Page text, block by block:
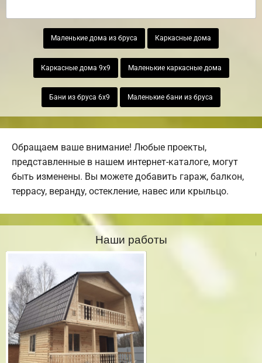
Маленькие дома из бруса Каркасные дома
Каркасные дома 9х9 Маленькие каркасные дома
Бани из бруса 6х9 Маленькие бани из бруса
Обращаем ваше внимание! Любые проекты,
представленные в нашем интернет-каталоге, могут
быть изменены. Вы можете добавить гараж, балкон,
террасу, веранду, остекление, навес или крыльцо.
Наши работы